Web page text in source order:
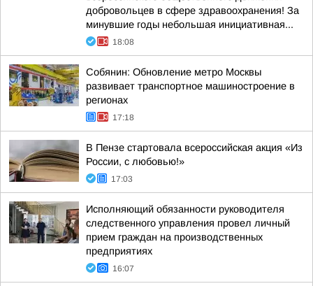
добровольцев в сфере здравоохранения! За
минувшие годы небольшая инициативная...
18:08
Собянин: Обновление метро Москвы
развивает транспортное машиностроение в
регионах
17:18
В Пензе стартовала всероссийская акция «Из
России, с любовью!»
17:03
Исполняющий обязанности руководителя
следственного управления провел личный
прием граждан на производственных
предприятиях
16:07